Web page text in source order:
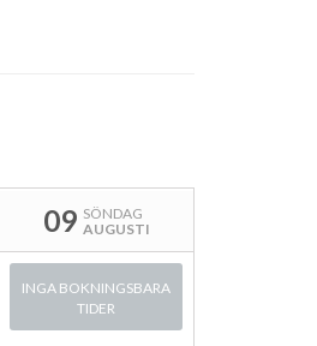
09 SÖNDAG
AUGUSTI
INGA BOKNINGSBARA
TIDER